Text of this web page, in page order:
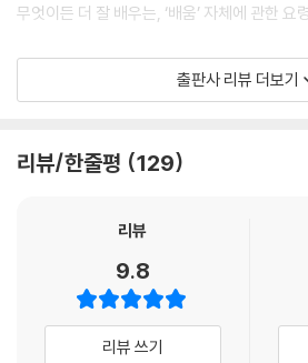
더 잘하는 법
나오며 | 우리는 더 잘하는 사람이 될 수 있다
무엇이든 더 잘 배우는, ‘배움’ 자체에 관한 요
1년 만에 MIT 4년 과정을 수료하고 4개 국어
미국을 비롯한 전 세계에 ‘울트라러닝’ 열풍
닝』을 극찬했던 박문호 뇌과학 박사는 “『울트
연구해 온 지식인들뿐 아니라 〈파이낸셜 타임
『학습의 재발견』에서 저자는 ‘보기(See),
eedback)’로 이어지는 3단계 프로세스를 제
출판사 리뷰 더보기
리뷰/한줄평 129
리뷰
9.8
리뷰 쓰기